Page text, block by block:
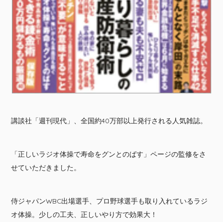
講談社「週刊現代」、全国約40万部以上発行される人気雑誌。
「正しいラジオ体操で寿命をグンとのばす」ページの監修をさ
せていただきました。
侍ジャパンWBC出場選手、プロ野球選手も取り入れているラジ
オ体操。少しの工夫、正しいやり方で効果大！